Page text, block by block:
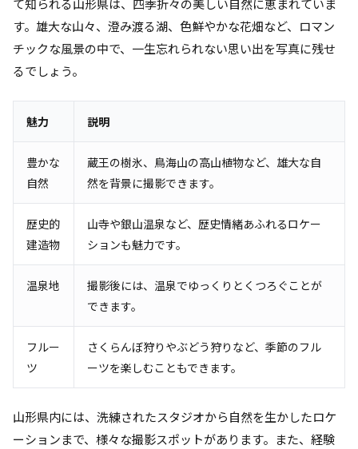
て知られる山形県は、四季折々の美しい自然に恵まれていま
す。雄大な山々、澄み渡る湖、色鮮やかな花畑など、ロマン
チックな風景の中で、一生忘れられない思い出を写真に残せ
るでしょう。
魅力 説明
豊かな
自然
蔵王の樹氷、鳥海山の高山植物など、雄大な自
然を背景に撮影できます。
歴史的
建造物
山寺や銀山温泉など、歴史情緒あふれるロケー
ションも魅力です。
温泉地
撮影後には、温泉でゆっくりとくつろぐことが
できます。
フルー
ツ
さくらんぼ狩りやぶどう狩りなど、季節のフル
ーツを楽しむこともできます。
山形県内には、洗練されたスタジオから自然を生かしたロケ
ーションまで、様々な撮影スポットがあります。また、経験